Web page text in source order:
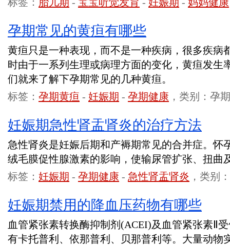
孕期常见的黄疸有哪些
黄疸只是一种表现，而不是一种疾病，很多疾病
时由于一系列生理或病理方面的变化，黄疸发生
们就来了解下孕期常见的几种黄疸。
标签： 孕期黄疸 - 妊娠期 - 孕期健康 ，类别：孕
妊娠期急性肾盂肾炎的治疗方法
急性肾炎是妊娠后期和产褥期常见的合并症。怀
绒毛膜促性腺激素的影响，使输尿管扩张、扭曲
标签： 妊娠期 - 孕期健康 - 急性肾盂肾炎 ，类别
妊娠期禁用的降血压药物有哪些
血管紧张素转换酶抑制剂(ACEI)及血管紧张素Ⅱ
有卡托普利、依那普利、贝那普利等。大量动物